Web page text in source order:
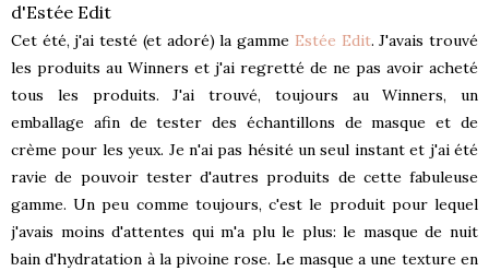
d'Estée Edit
Cet été, j'ai testé (et adoré) la gamme Estée Edit. J'avais trouvé
les produits au Winners et j'ai regretté de ne pas avoir acheté
tous les produits. J'ai trouvé, toujours au Winners, un
emballage afin de tester des échantillons de masque et de
crème pour les yeux. Je n'ai pas hésité un seul instant et j'ai été
ravie de pouvoir tester d'autres produits de cette fabuleuse
gamme. Un peu comme toujours, c'est le produit pour lequel
j'avais moins d'attentes qui m'a plu le plus: le masque de nuit
bain d'hydratation à la pivoine rose. Le masque a une texture en